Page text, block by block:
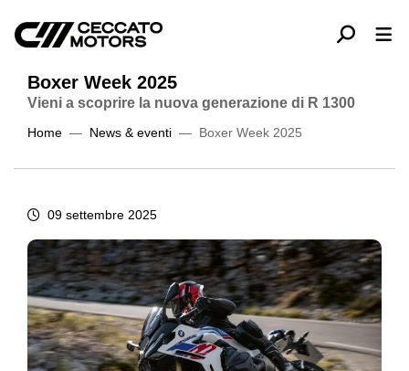
Boxer Week 2025
Vieni a scoprire la nuova generazione di R 1300
Home News & eventi Boxer Week 2025
09 settembre 2025